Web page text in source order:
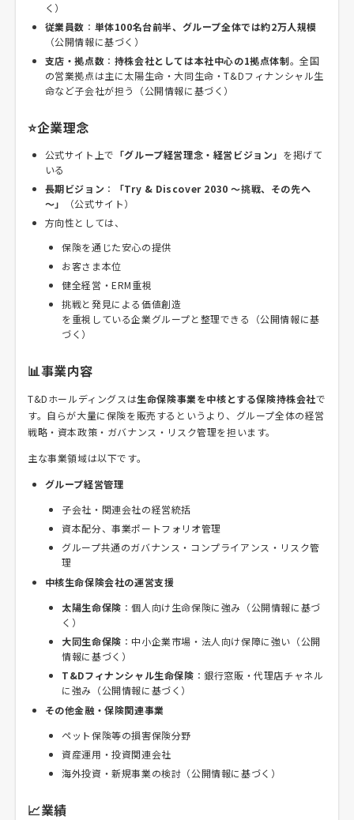
く）
従業員数 ： 単体100名台前半、グループ全体では約2万人規模
（公開情報に基づく）
支店・拠点数 ： 持株会社としては本社中心の1拠点体制。全国
の営業拠点は主に太陽生命・大同生命・T&Dフィナンシャル生
命など子会社が担う（公開情報に基づく）
⭐企業理念
公式サイト上で 「グループ経営理念・経営ビジョン」 を掲げて
いる
長期ビジョン ：
「Try & Discover 2030 ～挑戦、その先へ
～」
（公式サイト）
方向性としては、
保険を通じた安心の提供
お客さま本位
健全経営・ERM重視
挑戦と発見による価値創造
を重視している企業グループと整理できる（公開情報に基
づく）
📊事業内容
T&Dホールディングスは生命保険事業を中核とする保険持株会社で
す。自らが大量に保険を販売するというより、グループ全体の経営
戦略・資本政策・ガバナンス・リスク管理を担います。
主な事業領域は以下です。
グループ経営管理
子会社・関連会社の経営統括
資本配分、事業ポートフォリオ管理
グループ共通のガバナンス・コンプライアンス・リスク管
理
中核生命保険会社の運営支援
太陽生命保険 ：個人向け生命保険に強み（公開情報に基づ
く）
大同生命保険 ：中小企業市場・法人向け保障に強い（公開
情報に基づく）
T&Dフィナンシャル生命保険 ：銀行窓販・代理店チャネル
に強み（公開情報に基づく）
その他金融・保険関連事業
ペット保険等の損害保険分野
資産運用・投資関連会社
海外投資・新規事業の検討（公開情報に基づく）
📈業績